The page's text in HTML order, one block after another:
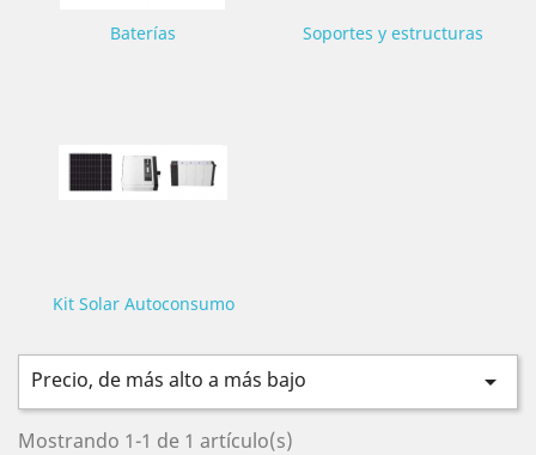
Baterías Soportes y estructuras
Kit Solar Autoconsumo
Precio, de más alto a más bajo 
Mostrando 1-1 de 1 artículo(s)